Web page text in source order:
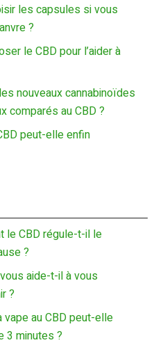
les capsules si vous
?
le CBD pour l’aider à
nouveaux cannabinoïdes
comparés au CBD ?
peut-elle enfin
le CBD régule-t-il le
?
aide-t-il à vous
?
vape au CBD peut-elle
3 minutes ?